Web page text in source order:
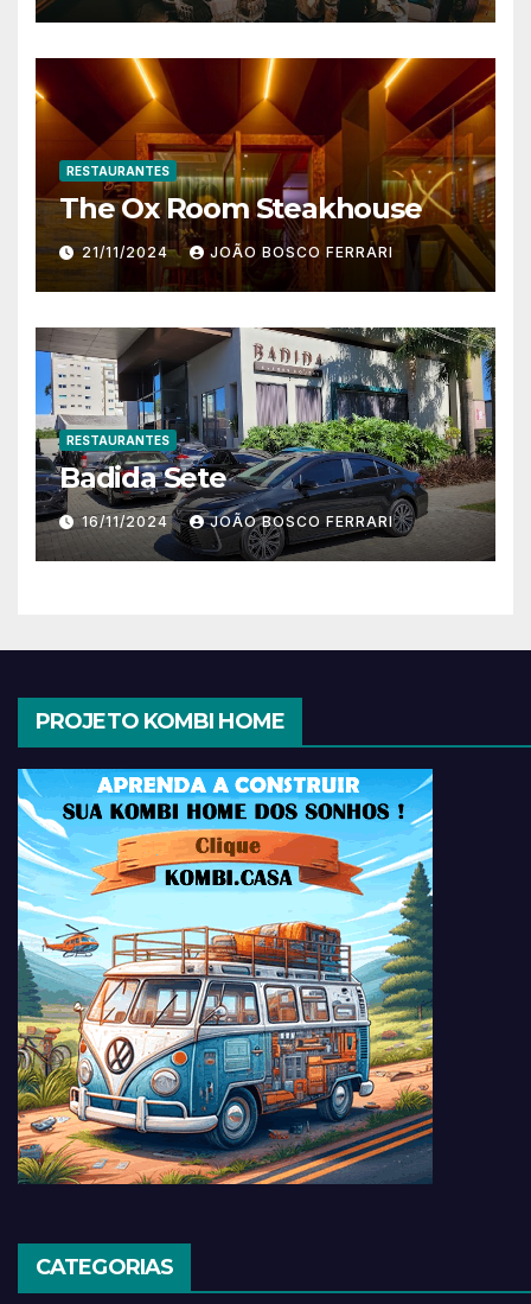
RESTAURANTES
The Ox Room Steakhouse
21/11/2024 JOÃO BOSCO FERRARI
RESTAURANTES
Badida Sete
16/11/2024 JOÃO BOSCO FERRARI
PROJETO KOMBI HOME
CATEGORIAS